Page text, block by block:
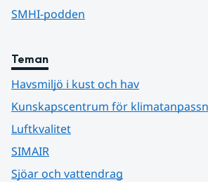
SMHI-podden
Teman
Havsmiljö i kust och hav
Kunskapscentrum för
Luftkvalitet
SIMAIR
Sjöar och vattendrag